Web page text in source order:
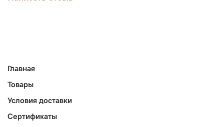
Главная
Товары
Условия доставки
Сертификаты